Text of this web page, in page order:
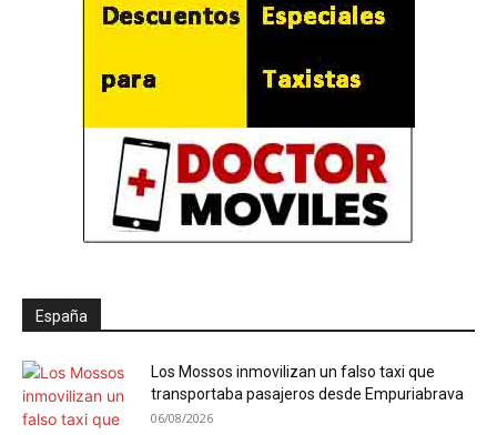
España
Los Mossos inmovilizan un falso taxi que
transportaba pasajeros desde Empuriabrava
06/08/2026